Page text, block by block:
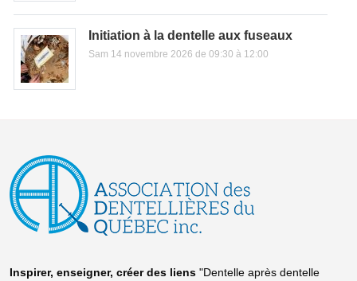
Initiation à la dentelle aux fuseaux
Sam 14 novembre 2026 de 09:30 à 12:00
Inspirer, enseigner, créer des liens "Dentelle après dentelle